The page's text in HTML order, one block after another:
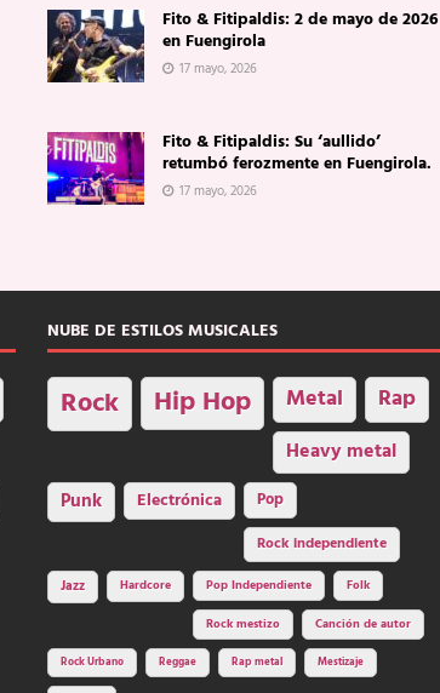
Fito & Fitipaldis: 2 de mayo de 2026
en Fuengirola
17 mayo, 2026
Fito & Fitipaldis: Su ‘aullido’
retumbó ferozmente en Fuengirola.
17 mayo, 2026
NUBE DE ESTILOS MUSICALES
Rock Hip Hop Metal Rap
Heavy metal
Punk Electrónica
Pop
Rock independiente
Jazz Hardcore Pop Independiente Folk
Rock mestizo Canción de autor
Rock Urbano Reggae Rap metal Mestizaje